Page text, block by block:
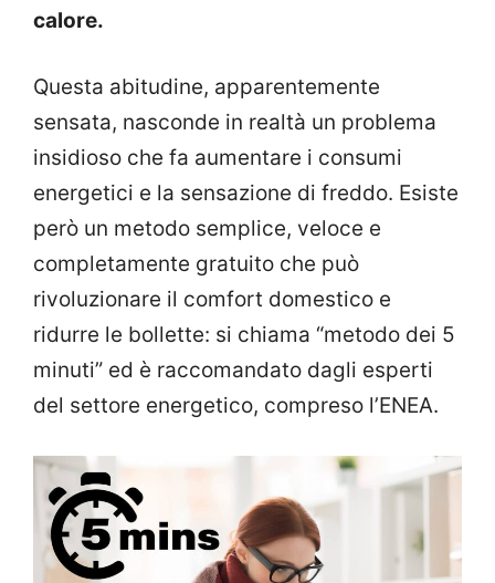
calore.
Questa abitudine, apparentemente
sensata, nasconde in realtà un problema
insidioso che fa aumentare i consumi
energetici e la sensazione di freddo. Esiste
però un metodo semplice, veloce e
completamente gratuito che può
rivoluzionare il comfort domestico e
ridurre le bollette: si chiama “metodo dei 5
minuti” ed è raccomandato dagli esperti
del settore energetico, compreso l’ENEA.